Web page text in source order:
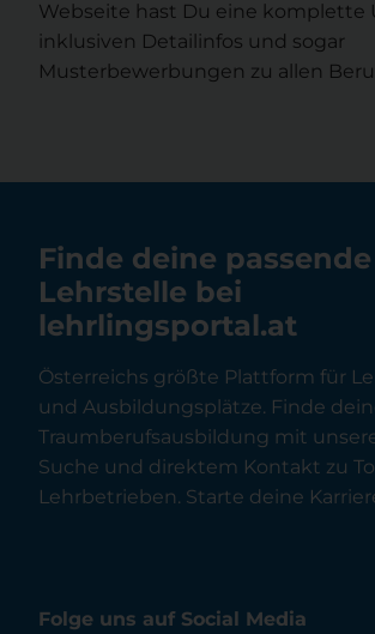
Webseite hast Du eine komplette
inklusiven Detailinfos und sogar
Musterbewerbungen zu allen
Finde deine passende
Lehrstelle bei
lehrlingsportal.at
Österreichs größte Plattform für
und Ausbildungsplätze. Finde
Traumberufsausbildung mit
Suche und direktem Kontakt zu
Lehrbetrieben. Starte deine
Folge uns auf Social Media